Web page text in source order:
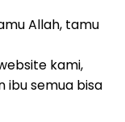
Allah, tamu
kami,
ibu semua bisa